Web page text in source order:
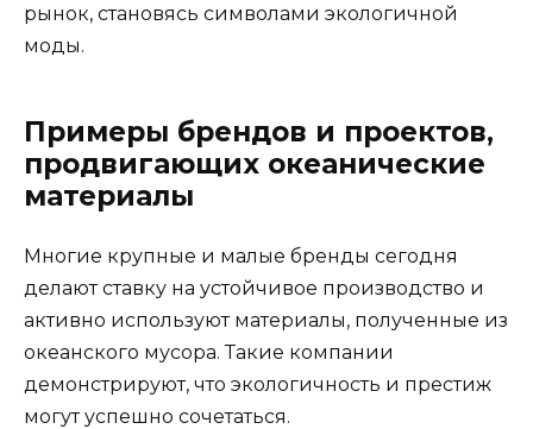
рынок, становясь символами экологичной
моды.
Примеры брендов и проектов,
продвигающих океанические
материалы
Многие крупные и малые бренды сегодня
делают ставку на устойчивое производство и
активно используют материалы, полученные из
океанского мусора. Такие компании
демонстрируют, что экологичность и престиж
могут успешно сочетаться.